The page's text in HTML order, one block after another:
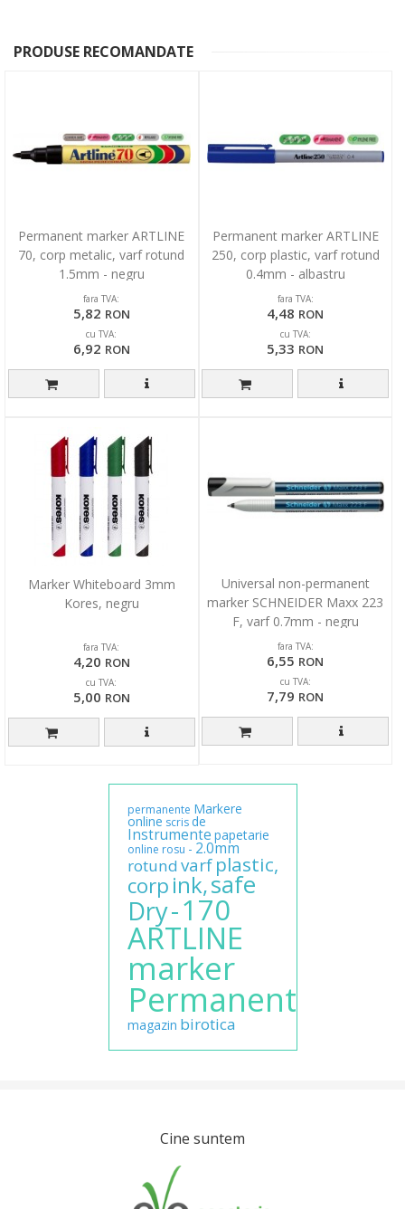
PRODUSE RECOMANDATE
Permanent marker ARTLINE
70, corp metalic, varf rotund
1.5mm - negru
fara TVA:
5,82 RON
cu TVA:
6,92 RON
Permanent marker ARTLINE
250, corp plastic, varf rotund
0.4mm - albastru
fara TVA:
4,48 RON
cu TVA:
5,33 RON
Marker Whiteboard 3mm
Kores, negru
fara TVA:
4,20 RON
cu TVA:
5,00 RON
Universal non-permanent
marker SCHNEIDER Maxx 223
F, varf 0.7mm - negru
fara TVA:
6,55 RON
cu TVA:
7,79 RON
permanente Markere
online scris de
Instrumente papetarie
online rosu - 2.0mm
rotundvarf plastic,
corpink,safe
Dry-170
ARTLINE
marker
Permanent
magazin birotica
Cine suntem